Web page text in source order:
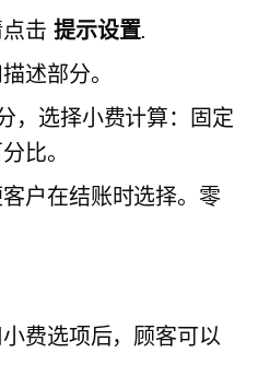
击 提示设置.
述部分。
，选择小费计算：固定
比。
户在结账时选择。零
费选项后，顾客可以